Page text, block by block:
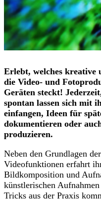
Erlebt, welches kreative
die Video- und
Geräten steckt!
spontan lassen sich mit
einfangen, Ideen für
dokumentieren oder
produzieren.
Neben den Grundlagen
Videofunktionen erfahrt
Bildkomposition und
künstlerischen
Tricks aus der Praxis